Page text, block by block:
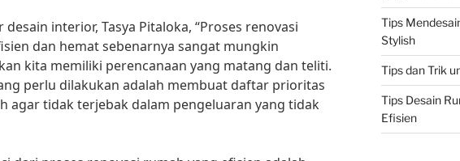
interior, Tasya Pitaloka, “Proses renovasi
dan hemat sebenarnya sangat mungkin
kita memiliki perencanaan yang matang dan teliti.
perlu dilakukan adalah membuat daftar prioritas
agar tidak terjebak dalam pengeluaran yang tidak
Tips
Stylish
Tips dan Trik
Tips Desain
Efisien